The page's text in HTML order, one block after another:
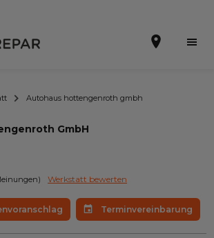
Autohaus hottengenroth gmbh
GmbH
Werkstatt bewerten
Terminvereinbarung